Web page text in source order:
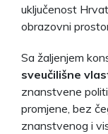
uključenost
obrazovni
Sa žaljenjem
sveučilišne
znanstvene
promjene, bez
znanstvenog i